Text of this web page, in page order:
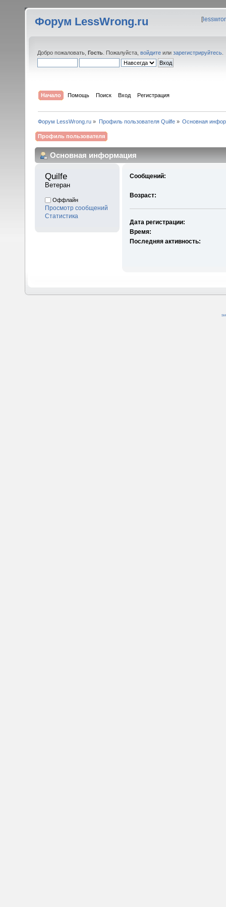
Форум LessWrong.ru [
Добро пожаловать, Гость . Пожалуйста, войдите или зарегистрируйтесь
Начало Помощь Поиск Вход Регистрация
Форум LessWrong.ru » Профиль пользователя Quilfe» Основная
Профиль пользователя
Основная информация
Quilfe
Ветеран
Оффлайн
Просмотр сообщений
Статистика
Сообщений:
Возраст:
Дата регистрации:
Время:
Последняя активность: